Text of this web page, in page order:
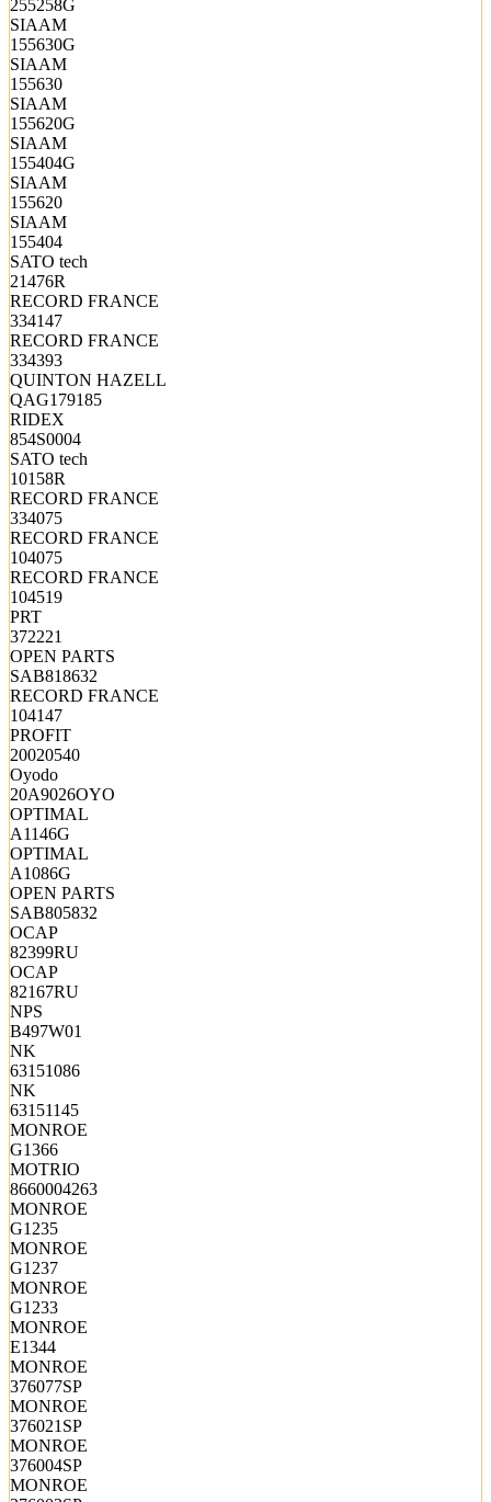
255258G
SIAAM
155630G
SIAAM
155630
SIAAM
155620G
SIAAM
155404G
SIAAM
155620
SIAAM
155404
SATO tech
21476R
RECORD FRANCE
334147
RECORD FRANCE
334393
QUINTON HAZELL
QAG179185
RIDEX
854S0004
SATO tech
10158R
RECORD FRANCE
334075
RECORD FRANCE
104075
RECORD FRANCE
104519
PRT
372221
OPEN PARTS
SAB818632
RECORD FRANCE
104147
PROFIT
20020540
Oyodo
20A9026OYO
OPTIMAL
A1146G
OPTIMAL
A1086G
OPEN PARTS
SAB805832
OCAP
82399RU
OCAP
82167RU
NPS
B497W01
NK
63151086
NK
63151145
MONROE
G1366
MOTRIO
8660004263
MONROE
G1235
MONROE
G1237
MONROE
G1233
MONROE
E1344
MONROE
376077SP
MONROE
376021SP
MONROE
376004SP
MONROE